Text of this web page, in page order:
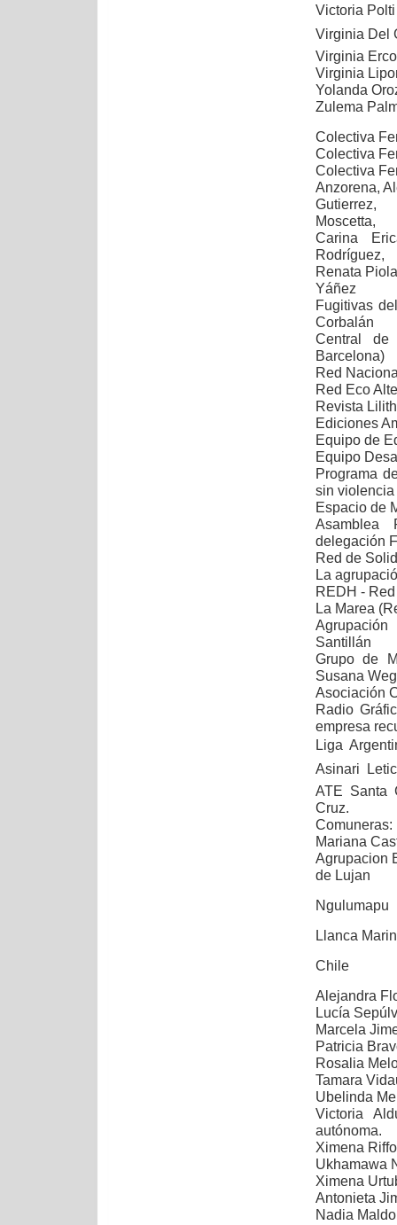
Victoria Polti
Virginia Del
Virginia
Virginia
Yolanda
Zulema
Colectiva
Colectiva
Colectiva
Anzorena,
Gutierrez,
Moscetta,
Carina
Rodríguez,
Renata
Yáñez
Fugitivas
Corbalán
Central de
Barcelona)
Red
Red Eco
Revista Lilith
Ediciones
Equipo de
Equipo
Programa
sin violencia
Espacio de
Asamblea
delegación
Red de
La
REDH -
La Marea
Santillán
Grupo de
Susana
Asociación
Radio
empresa
Liga
Asinari 
ATE Santa
Cruz.
Mariana
Agrupacion
de Lujan
Ngulumapu
Llanca
Chile
Alejandra
Lucía
Marcela
Patricia
Rosalia
Tamara
Ubelinda
Victoria
autónoma.
Ximena Riffo
Ukhamawa
Ximena
Antonieta
Nadia